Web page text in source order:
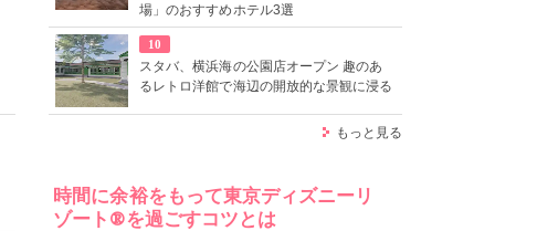
場」のおすすめホテル3選
10
スタバ、横浜海の公園店オープン 趣のあ
るレトロ洋館で海辺の開放的な景観に浸る
もっと見る
時間に余裕をもって東京ディズニーリ
ゾート®を過ごすコツとは